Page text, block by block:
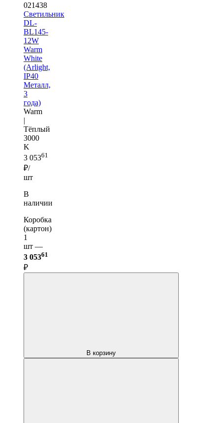
021438
Светильник
DL-
BL145-
12W
Warm
White
(Arlight,
IP40
Металл,
3
года)
Warm
|
Тёплый
3000
K
3 05361
₽/
шт
В
наличии
Коробка
(картон)
1
шт —
3 05361
₽
В корзину